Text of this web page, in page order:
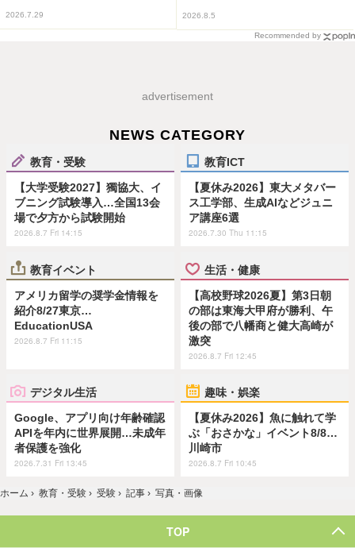
2026.7.29 2026.8.5
Recommended by
advertisement
NEWS CATEGORY
教育・受験
【大学受験2027】獨協大、イ
ブニング試験導入…全国13会
場で夕方から試験開始
2026.8.7 Fri 14:15
教育ICT
【夏休み2026】東大メタバー
ス工学部、生成AIなどジュニ
ア講座6選
2026.7.30 Thu 11:15
教育イベント
アメリカ留学の奨学金情報を
紹介8/27東京…
EducationUSA
2026.8.7 Fri 11:15
生活・健康
【高校野球2026夏】第3日朝
の部は東海大甲府が勝利、午
後の部で八幡商と健大高崎が
激突
2026.8.7 Fri 12:45
デジタル生活
Google、アプリ向け年齢確認
APIを年内に世界展開…未成年
者保護を強化
2026.7.31 Fri 13:45
趣味・娯楽
【夏休み2026】魚に触れて学
ぶ「おさかな」イベント8/8…
川崎市
2026.8.7 Fri 10:45
ホーム › 教育・受験 › 受験 › 記事 › 写真・画像
TOP